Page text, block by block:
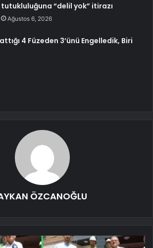
tutukluluğuna “delil yok” itirazı
Ağustos 6, 2026
4 Füzeden 3’ünü Engelledik, Biri
ÖZCANOĞLU